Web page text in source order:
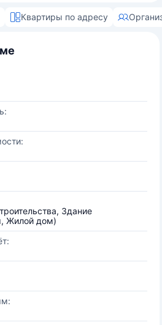
Квартиры по адресу
Здание
Жилой дом)